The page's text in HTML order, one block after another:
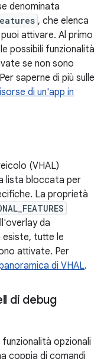
denominata
, che elenca
attivare. Al primo
possibili funzionalità
se non sono
saperne di più sulle
di un'app in
(VHAL)
lista bloccata per
La proprietà
da
esiste, tutte le
attivate. Per
di VHAL.
di debug
opzionali
coppia di comandi